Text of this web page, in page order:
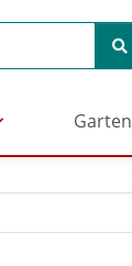
Garten